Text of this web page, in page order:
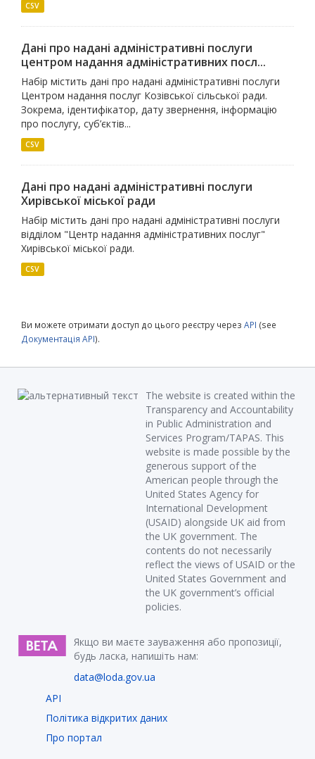
CSV
Дані про надані адміністративні послуги
центром надання адміністративних посл...
Набір містить дані про надані адміністративні послуги
Центром надання послуг Козівської сільської ради.
Зокрема, ідентифікатор, дату звернення, інформацію
про послугу, суб’єктів...
CSV
Дані про надані адміністративні послуги
Хирівської міської ради
Набір містить дані про надані адміністративні послуги
відділом "Центр надання адміністративних послуг"
Хирівської міської ради.
CSV
Ви можете отримати доступ до цього реєстру через API (see
Документація API).
The website is created within the
Transparency and Accountability
in Public Administration and
Services Program/TAPAS. This
website is made possible by the
generous support of the
American people through the
United States Agency for
International Development
(USAID) alongside UK aid from
the UK government. The
contents do not necessarily
reflect the views of USAID or the
United States Government and
the UK government’s official
policies.
Якщо ви маєте зауваження або пропозиції,
будь ласка, напишіть нам:
data@loda.gov.ua
API
Політика відкритих даних
Про портал